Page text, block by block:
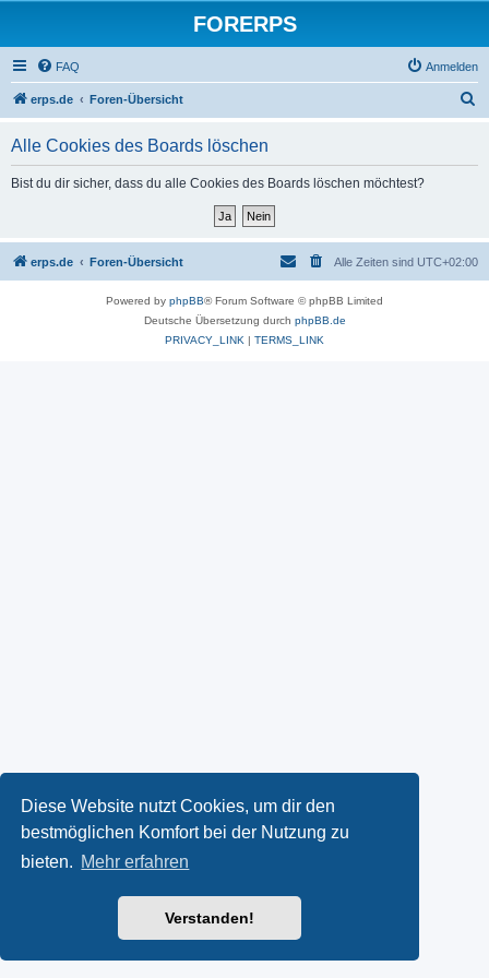
Diese Website nutzt Cookies, um dir den
bestmöglichen Komfort bei der Nutzung zu
bieten. Mehr erfahren
Verstanden!
FORERPS
FAQ Anmelden
erps.de Foren-Übersicht
Alle Cookies des Boards löschen
Bist du dir sicher, dass du alle Cookies des Boards löschen möchtest?
erps.de Foren-Übersicht Alle Zeiten sind UTC+02:00
Powered by phpBB® Forum Software © phpBB Limited
Deutsche Übersetzung durch phpBB.de
PRIVACY_LINK | TERMS_LINK